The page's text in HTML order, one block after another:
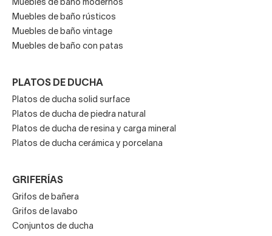
todas las garantías
solucionesestéticas, funcionales y asequibles
y sus muebles de baño son la opción ideal. En Decorabaño
tenemos elcatálogo más completo
Comprar Viso online con nosotros es sinónimo de
adapta a tu espacio y dejar que tu baño hable por ti.
Muebles de baño modernos
Muebles de baño rústicos
Muebles de baño vintage
Muebles de baño con patas
PLATOS DE DUCHA
Platos de ducha solid surface
Platos de ducha de piedra natural
Platos de ducha de resina y carga mineral
Platos de ducha cerámica y porcelana
GRIFERÍAS
Grifos de bañera
Grifos de lavabo
Conjuntos de ducha